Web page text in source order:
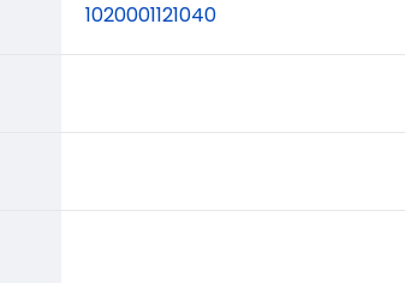
1020001121040